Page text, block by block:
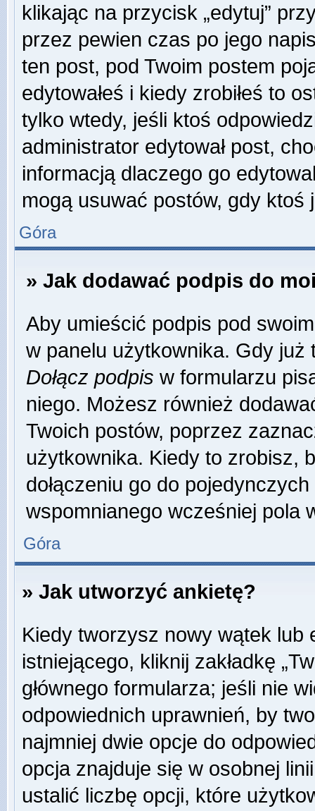
klikając na przycisk „edytuj”
przez pewien czas po jego
ten post, pod Twoim postem
edytowałeś i kiedy zrobiłeś to
tylko wtedy, jeśli ktoś
administrator edytował post,
informacją dlaczego go
mogą usuwać postów, gdy ktoś
Góra
» Jak dodawać podpis do
Aby umieścić podpis pod
w panelu użytkownika. Gdy
Dołącz podpis w formularzu
niego. Możesz również
Twoich postów, poprzez
użytkownika. Kiedy to zrobisz,
dołączeniu go do
wspomnianego wcześniej pola
Góra
» Jak utworzyć ankietę?
Kiedy tworzysz nowy wątek lub
istniejącego, kliknij zakładkę
głównego formularza; jeśli nie
odpowiednich uprawnień, by
najmniej dwie opcje do
opcja znajduje się w osobnej
ustalić liczbę opcji, które